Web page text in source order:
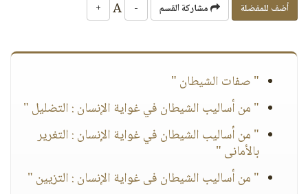
أضف للمفضلة مشاركة القسم -
+
" صفات الشيطان "
" من أساليب الشيطان في غواية الإنسان : التضليل "
" من أساليب الشيطان في غواية الإنسان : التغرير
بالأمانى "
" من أساليب الشيطان فى غواية الإنسان : التزيين "